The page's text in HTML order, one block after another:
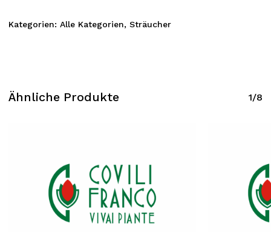
Kategorien: Alle Kategorien, Sträucher
Ähnliche Produkte 1/8